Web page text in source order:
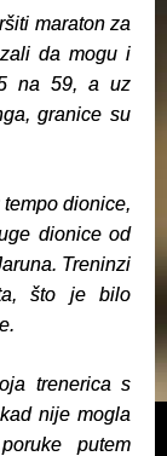
maraton za
da mogu i
na 59, a uz
granice su
dionice,
dionice od
Treninzi
što je bilo
trenerica s
nije mogla
putem